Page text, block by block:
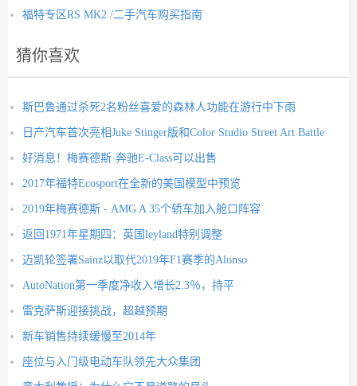
福特专区RS MK2 /二手汽车购买指南
猜你喜欢
斯巴鲁通过杀死2名粉丝喜爱的森林人功能在游行中下雨
日产汽车首次亮相Juke Stinger版和Color Studio Street Art Battle
好消息！梅赛德斯·奔驰E-Class可以出售
2017年福特Ecosport在全新的美国模型中预览
2019年梅赛德斯 - AMG A 35个轿车加入舱口阵容
返回1971年星期四：英国leyland特别调整
迈凯轮签署Sainz以取代2019年F1赛季的Alonso
AutoNation第一季度净收入增长2.3％，持平
雷克萨斯迎接挑战，超越预期
新车销售持续缓慢至2014年
座位与入门级电动车队领先大众集团